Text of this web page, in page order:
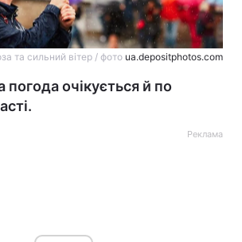
та сильний вітер / фото ua.depositphotos.com
погода очікується й по
Реклама